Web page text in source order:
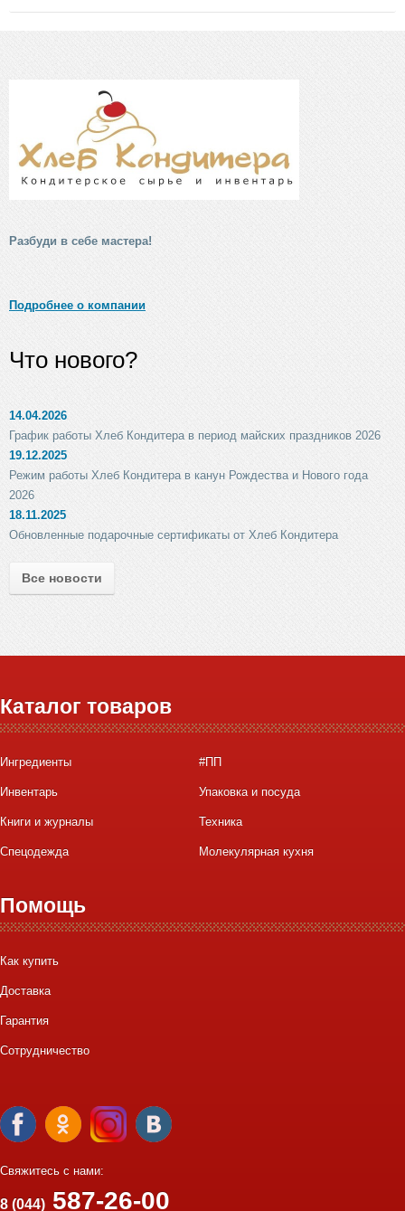
Разбуди в себе мастера!
Подробнее о компании
Что нового?
14.04.2026
График работы Хлеб Кондитера в период майских праздников 2026
19.12.2025
Режим работы Хлеб Кондитера в канун Рождества и Нового года
2026
18.11.2025
Обновленные подарочные сертификаты от Хлеб Кондитера
Все новости
Каталог товаров
Ингредиенты #ПП
Инвентарь Упаковка и посуда
Книги и журналы Техника
Спецодежда Молекулярная кухня
Помощь
Как купить
Доставка
Гарантия
Сотрудничество
Свяжитесь с нами:
8 (044) 587-26-00